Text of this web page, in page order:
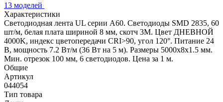
13 моделей
Характеристики
Светодиодная лента UL серии A60. Светодиоды SMD 2835, 60
шт/м, белая плата шириной 8 мм, скотч 3M. Цвет ДНЕВНОЙ
4000K, индекс цветопередачи CRI>90, угол 120°. Питание 24
В, мощность 7.2 Вт/м (36 Вт на 5 м). Размеры 5000x8x1.5 мм.
Мин. отрезок 100 мм, 6 светодиодов. Цена за 1 м.
Общие
Артикул
044054
Тип товара